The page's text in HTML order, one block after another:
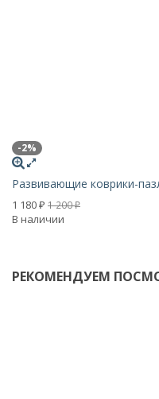
-2%
Развивающие коврики-
1 180 ₽ 1 200₽
В наличии
РЕКОМЕНДУЕМ